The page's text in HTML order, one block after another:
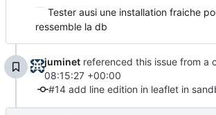
Tester ausi une installation fraiche
ressemble la db
juminet referenced this issue from a
08:15:27 +00:00
#14 add line edition in leaflet in